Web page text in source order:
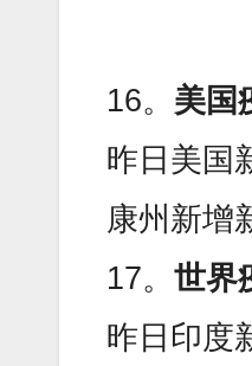
16。 美国
昨日美国
康州新增
17。 世界
昨日印度